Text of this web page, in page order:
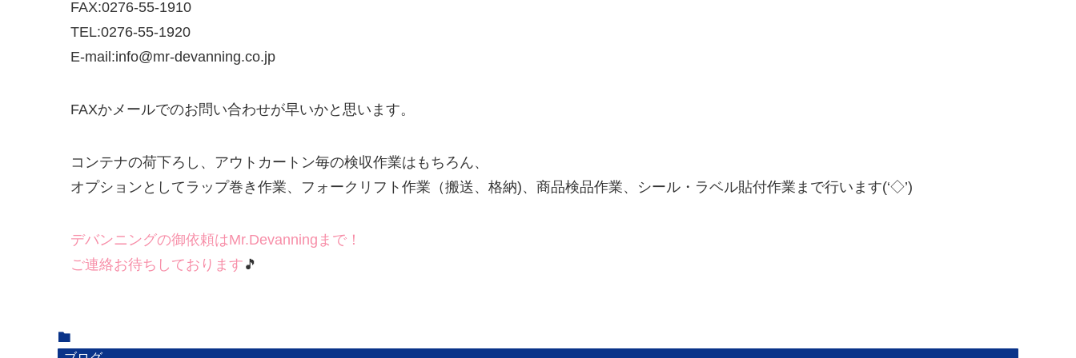
FAX:0276-55-1910
TEL:0276-55-1920
E-mail:info@mr-devanning.co.jp
FAXかメールでのお問い合わせが早いかと思います。
コンテナの荷下ろし、アウトカートン毎の検収作業はもちろん、
オプションとしてラップ巻き作業、フォークリフト作業（搬送、格納)、商品検品作業、シール・ラベル貼付作業まで行います(‘◇’)ゞ
デバンニングの御依頼はMr.Devanningまで！
ご連絡お待ちしております 🎵